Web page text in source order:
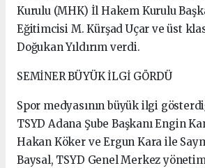
Kurulu (MHK) İl Hakem Kurulu
Eğitimcisi M. Kürşad Uçar ve üst
Doğukan Yıldırım verdi.
SEMİNER BÜYÜK İLGİ GÖRDÜ
Spor medyasının büyük ilgi
TSYD Adana Şube Başkanı Engin
Hakan Köker ve Ergun Kara ile
Baysal, TSYD Genel Merkez